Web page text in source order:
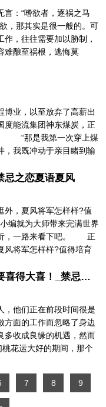
：“嗜欲者，逐祸之马
，那其实是很一般的。可
，往往需要加以胁制，
难酿至祸根，逃悔莫
业，以至放弃了高薪出
度能流集团神东煤炭，正
“那是我第一次穿上煤
，我既冲动于亲目睹到输
忌之恋夏语夏风
，夏风将军怎样样?值
编就为大师带来完满世界
，一路来看下吧。 正
风将军怎样样?值得培育
顺你心你得意未来100天夏风得意要喜得大喜！_禁忌之恋夏语夏风
他们正在前段时间很是
方面的工作而忽略了身边
多收成良缘的机遇，然而
花运大好的期间，那个
7 8 9